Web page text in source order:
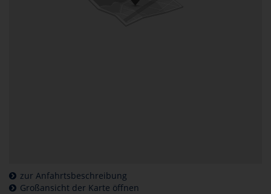
zur Anfahrtsbeschreibung
Großansicht der Karte öffnen